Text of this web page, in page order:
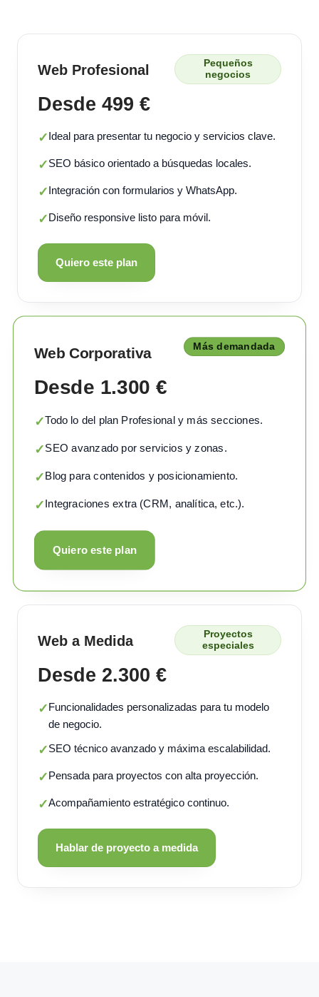
Web Profesional
Pequeños
negocios
Desde 499 €
✓Ideal para presentar tu negocio y servicios clave.
✓SEO básico orientado a búsquedas locales.
✓Integración con formularios y WhatsApp.
✓Diseño responsive listo para móvil.
Quiero este plan
Web Corporativa Más demandada
Desde 1.300 €
✓Todo lo del plan Profesional y más secciones.
✓SEO avanzado por servicios y zonas.
✓Blog para contenidos y posicionamiento.
✓Integraciones extra (CRM, analítica, etc.).
Quiero este plan
Web a Medida
Proyectos
especiales
Desde 2.300 €
✓Funcionalidades personalizadas para tu modelo
de negocio.
✓SEO técnico avanzado y máxima escalabilidad.
✓Pensada para proyectos con alta proyección.
✓Acompañamiento estratégico continuo.
Hablar de proyecto a medida